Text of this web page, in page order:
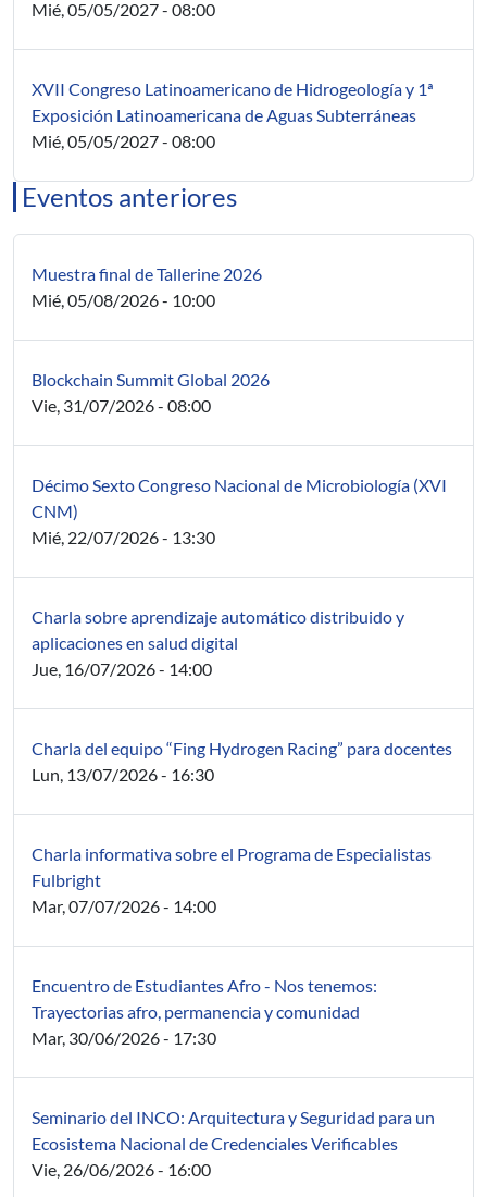
Mié, 05/05/2027 - 08:00
XVII Congreso Latinoamericano de Hidrogeología y 1ª
Exposición Latinoamericana de Aguas Subterráneas
Mié, 05/05/2027 - 08:00
Eventos anteriores
Muestra final de Tallerine 2026
Mié, 05/08/2026 - 10:00
Blockchain Summit Global 2026
Vie, 31/07/2026 - 08:00
Décimo Sexto Congreso Nacional de Microbiología (XVI
CNM)
Mié, 22/07/2026 - 13:30
Charla sobre aprendizaje automático distribuido y
aplicaciones en salud digital
Jue, 16/07/2026 - 14:00
Charla del equipo “Fing Hydrogen Racing” para docentes
Lun, 13/07/2026 - 16:30
Charla informativa sobre el Programa de Especialistas
Fulbright
Mar, 07/07/2026 - 14:00
Encuentro de Estudiantes Afro - Nos tenemos:
Trayectorias afro, permanencia y comunidad
Mar, 30/06/2026 - 17:30
Seminario del INCO: Arquitectura y Seguridad para un
Ecosistema Nacional de Credenciales Verificables
Vie, 26/06/2026 - 16:00